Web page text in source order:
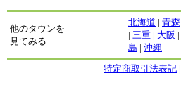
他のタウンを
見てみる
北海道 | 青森
| 三重 | 大阪 |
島 | 沖縄
特定商取引法表記 |